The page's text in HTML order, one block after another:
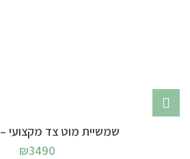
שמשיית מוט צד מקצועי – 3×3 מטר
₪3490